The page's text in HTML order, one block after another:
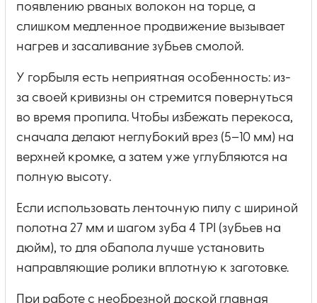
появлению рваных волокон на торце, а
слишком медленное продвижение вызывает
нагрев и засаливание зубьев смолой.
У горбыля есть неприятная особенность: из-
за своей кривизны он стремится повернуться
во время пропила. Чтобы избежать перекоса,
сначала делают неглубокий врез (5–10 мм) на
верхней кромке, а затем уже углубляются на
полную высоту.
Если использовать ленточную пилу с шириной
полотна 27 мм и шагом зуба 4 TPI (зубьев на
дюйм), то для обапола лучше установить
направляющие ролики вплотную к заготовке.
При работе с необрезной доской главная